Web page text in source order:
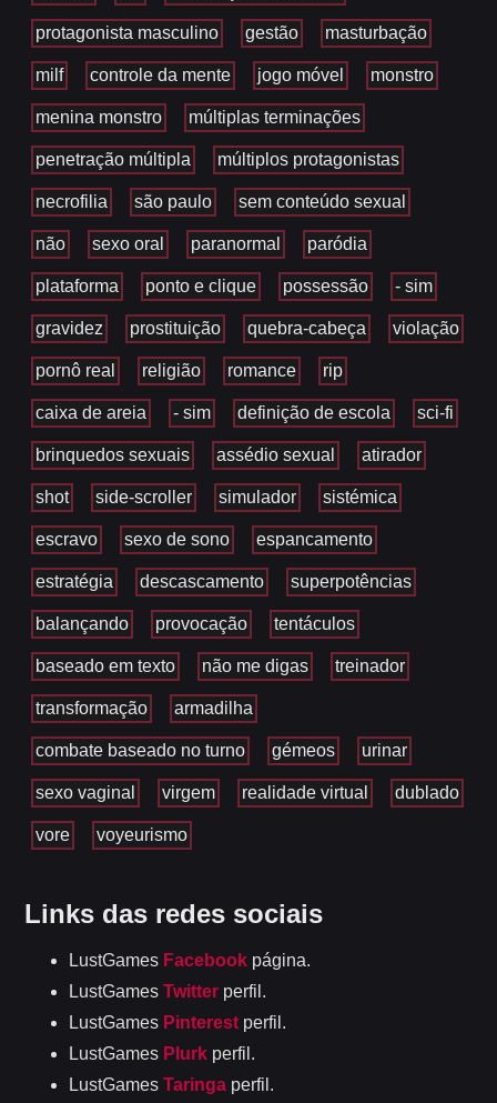
protagonista masculino gestão masturbação
milf controle da mente jogo móvel monstro
menina monstro múltiplas terminações
penetração múltipla múltiplos protagonistas
necrofilia são paulo sem conteúdo sexual
não sexo oral paranormal paródia
plataforma ponto e clique possessão - sim
gravidez prostituição quebra-cabeça violação
pornô real religião romance rip
caixa de areia - sim definição de escola sci-fi
brinquedos sexuais assédio sexual atirador
shot side-scroller simulador sistémica
escravo sexo de sono espancamento
estratégia descascamento superpotências
balançando provocação tentáculos
baseado em texto não me digas treinador
transformação armadilha
combate baseado no turno gémeos urinar
sexo vaginal virgem realidade virtual dublado
vore voyeurismo
Links das redes sociais
LustGames Facebook página.
LustGamesTwitter perfil.
LustGames Pinterest perfil.
LustGames Plurk perfil.
LustGamesTaringa perfil.